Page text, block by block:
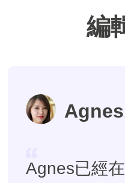
編
Agnes
Agnes已經